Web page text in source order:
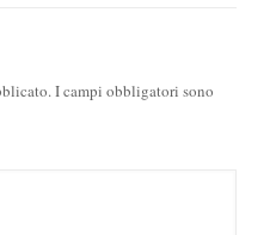
I campi obbligatori sono